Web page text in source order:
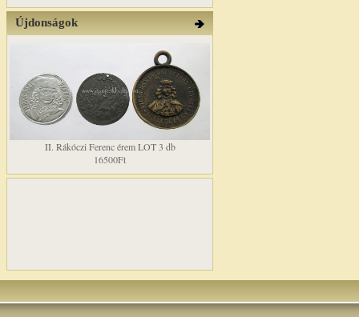
Újdonságok
II. Rákóczi Ferenc érem LOT 3 db
16500Ft